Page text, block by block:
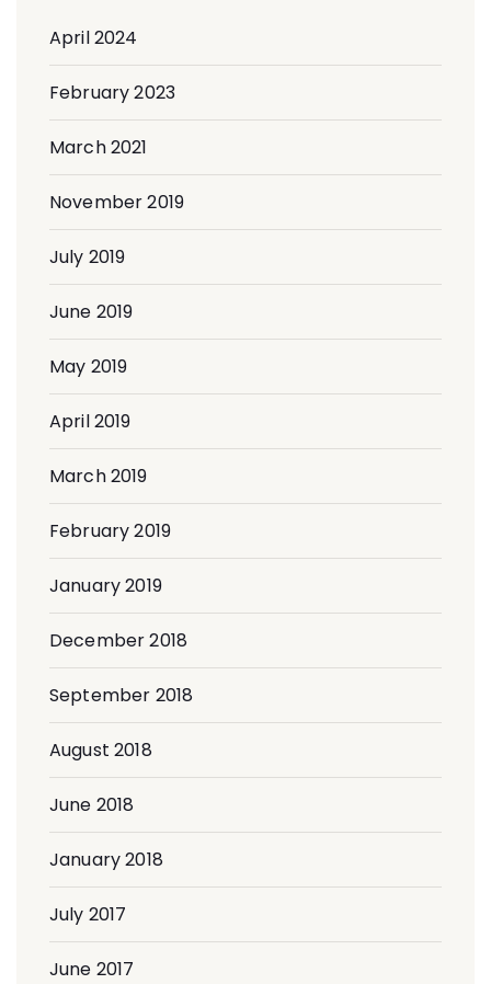
April 2024
February 2023
March 2021
November 2019
July 2019
June 2019
May 2019
April 2019
March 2019
February 2019
January 2019
December 2018
September 2018
August 2018
June 2018
January 2018
July 2017
June 2017